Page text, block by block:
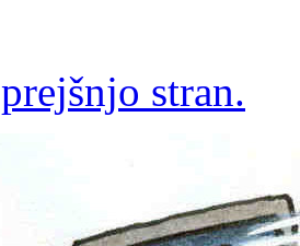
prejšnjo stran.